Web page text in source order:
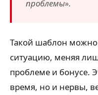
проблемы».
Такой шаблон
ситуацию, меняя
проблеме и бонусе.
время, но и нервы,